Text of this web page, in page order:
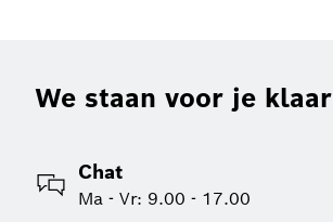
We staan voor je klaar
Chat
Ma - Vr: 9.00 - 17.00